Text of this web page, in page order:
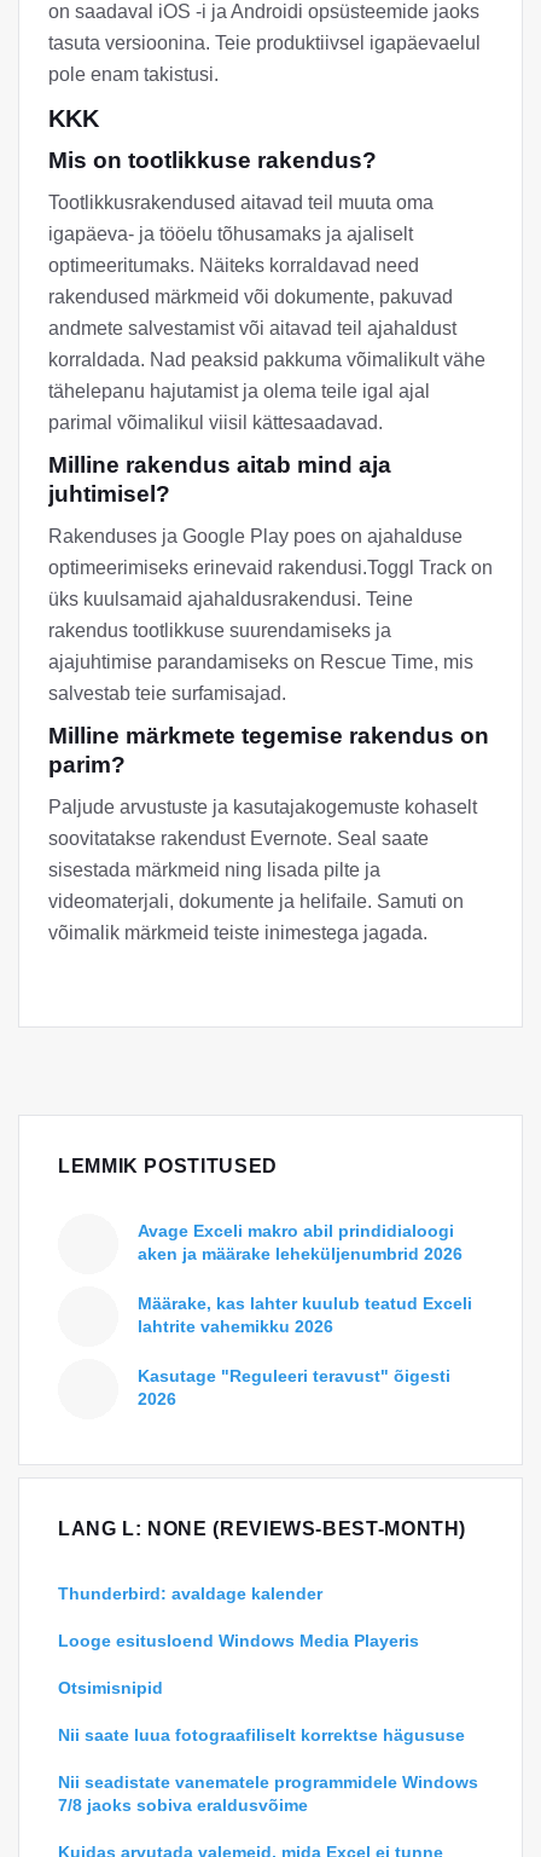
on saadaval iOS -i ja Androidi opsüsteemide jaoks
tasuta versioonina. Teie produktiivsel igapäevaelul
pole enam takistusi.
KKK
Mis on tootlikkuse rakendus?
Tootlikkusrakendused aitavad teil muuta oma
igapäeva- ja tööelu tõhusamaks ja ajaliselt
optimeeritumaks. Näiteks korraldavad need
rakendused märkmeid või dokumente, pakuvad
andmete salvestamist või aitavad teil ajahaldust
korraldada. Nad peaksid pakkuma võimalikult vähe
tähelepanu hajutamist ja olema teile igal ajal
parimal võimalikul viisil kättesaadavad.
Milline rakendus aitab mind aja
juhtimisel?
Rakenduses ja Google Play poes on ajahalduse
optimeerimiseks erinevaid rakendusi.Toggl Track on
üks kuulsamaid ajahaldusrakendusi. Teine
rakendus tootlikkuse suurendamiseks ja
ajajuhtimise parandamiseks on Rescue Time, mis
salvestab teie surfamisajad.
Milline märkmete tegemise rakendus on
parim?
Paljude arvustuste ja kasutajakogemuste kohaselt
soovitatakse rakendust Evernote. Seal saate
sisestada märkmeid ning lisada pilte ja
videomaterjali, dokumente ja helifaile. Samuti on
võimalik märkmeid teiste inimestega jagada.
LEMMIK POSTITUSED
Avage Exceli makro abil prindidialoogi
aken ja määrake leheküljenumbrid 2026
Määrake, kas lahter kuulub teatud Exceli
lahtrite vahemikku 2026
Kasutage "Reguleeri teravust" õigesti
2026
LANG L: NONE (REVIEWS-BEST-MONTH)
Thunderbird: avaldage kalender
Looge esitusloend Windows Media Playeris
Otsimisnipid
Nii saate luua fotograafiliselt korrektse hägususe
Nii seadistate vanematele programmidele Windows
7/8 jaoks sobiva eraldusvõime
Kuidas arvutada valemeid, mida Excel ei tunne